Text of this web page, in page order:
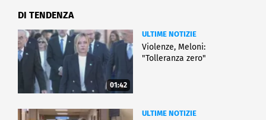
DI TENDENZA
01:42
ULTIME NOTIZIE
Violenze, Meloni:
"Tolleranza zero"
ULTIME NOTIZIE